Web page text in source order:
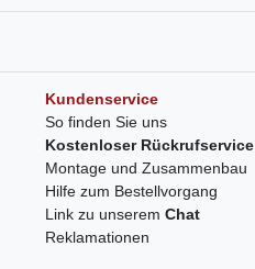
Kundenservice
So finden Sie uns
Kostenloser Rückrufservice
Montage und Zusammenbau
Hilfe zum Bestellvorgang
Link zu unserem Chat
Reklamationen